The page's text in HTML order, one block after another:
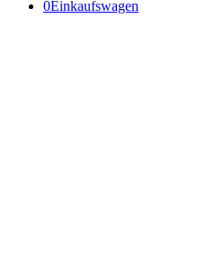
0Einkaufswagen